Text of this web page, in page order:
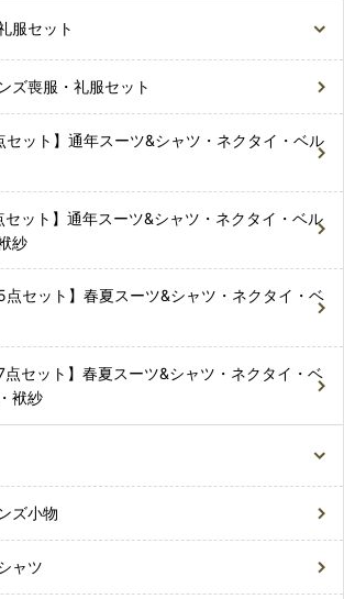
服セット
ズ喪服・礼服セット
セット】通年スーツ&シャツ・ネクタイ・ベル
セット】通年スーツ&シャツ・ネクタイ・ベル
紗
5点セット】春夏スーツ&シャツ・ネクタイ・ベ
7点セット】春夏スーツ&シャツ・ネクタイ・ベ
袱紗
ズ小物
ャツ